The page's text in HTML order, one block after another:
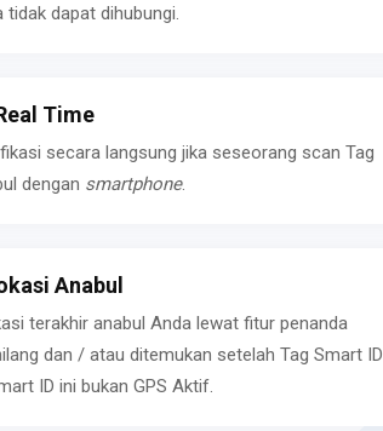
dapat dihubungi.
Time
secara langsung jika seseorang scan Tag
dengan smartphone.
Anabul
terakhir anabul Anda lewat fitur penanda
dan / atau ditemukan setelah Tag Smart ID
ID ini bukan GPS Aktif.